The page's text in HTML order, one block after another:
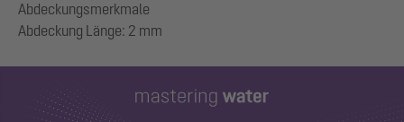
Abdeckungsmerkmale